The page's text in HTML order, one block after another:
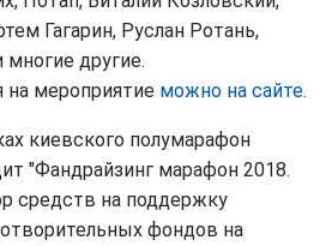
Гагарин, Руслан Ротань,
многие другие.
на мероприятие можно на сайте.
киевского полумарафон
"Фандрайзинг марафон 2018.
средств на поддержку
фондов на